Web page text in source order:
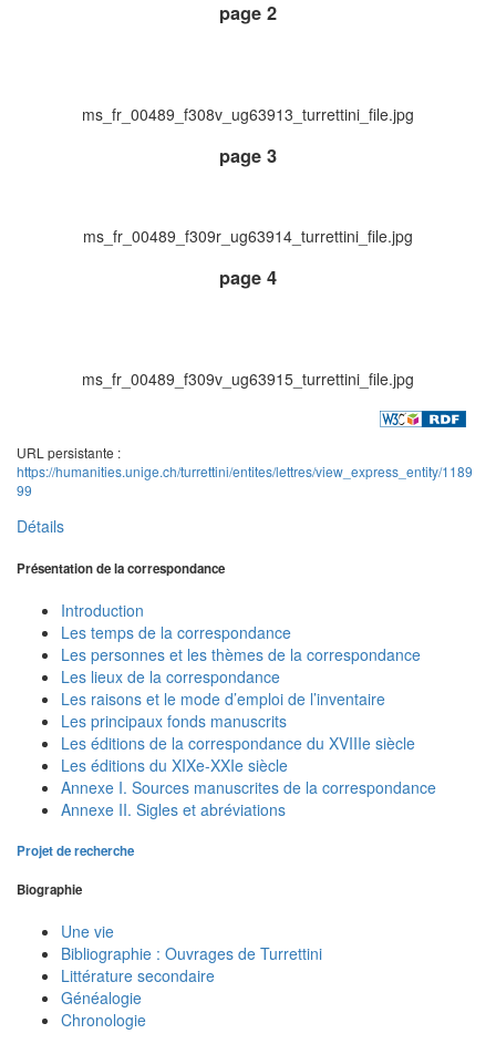
page 2
ms_fr_00489_f308v_ug63913_turrettini_file.jpg
page 3
ms_fr_00489_f309r_ug63914_turrettini_file.jpg
page 4
ms_fr_00489_f309v_ug63915_turrettini_file.jpg
URL persistante :
https://humanities.unige.ch/turrettini/entites/lettres/view_express_entity/1189
99
Détails
Présentation de la correspondance
Introduction
Les temps de la correspondance
Les personnes et les thèmes de la correspondance
Les lieux de la correspondance
Les raisons et le mode d’emploi de l’inventaire
Les principaux fonds manuscrits
Les éditions de la correspondance du XVIIIe siècle
Les éditions du XIXe-XXIe siècle
Annexe I. Sources manuscrites de la correspondance
Annexe II. Sigles et abréviations
Projet de recherche
Biographie
Une vie
Bibliographie : Ouvrages de Turrettini
Littérature secondaire
Généalogie
Chronologie